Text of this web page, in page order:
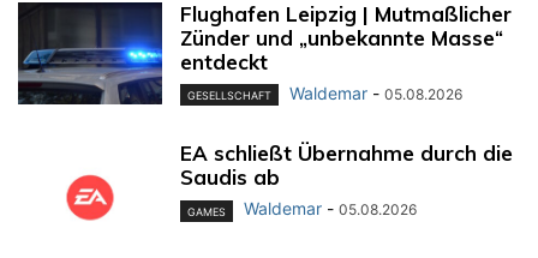
Flughafen Leipzig | Mutmaßlicher
Zünder und „unbekannte Masse“
entdeckt
GESELLSCHAFT Waldemar - 05.08.2026
EA schließt Übernahme durch die
Saudis ab
GAMES Waldemar - 05.08.2026